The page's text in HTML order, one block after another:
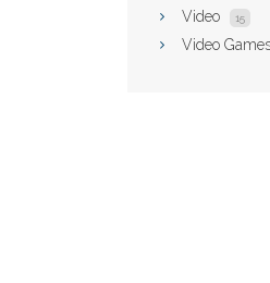
Video 15
Video